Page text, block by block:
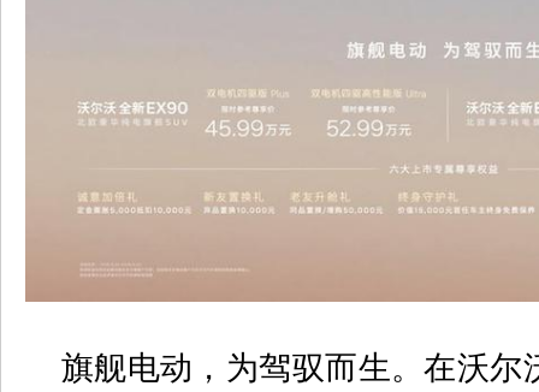
旗舰电动，为驾驭而生。在沃尔